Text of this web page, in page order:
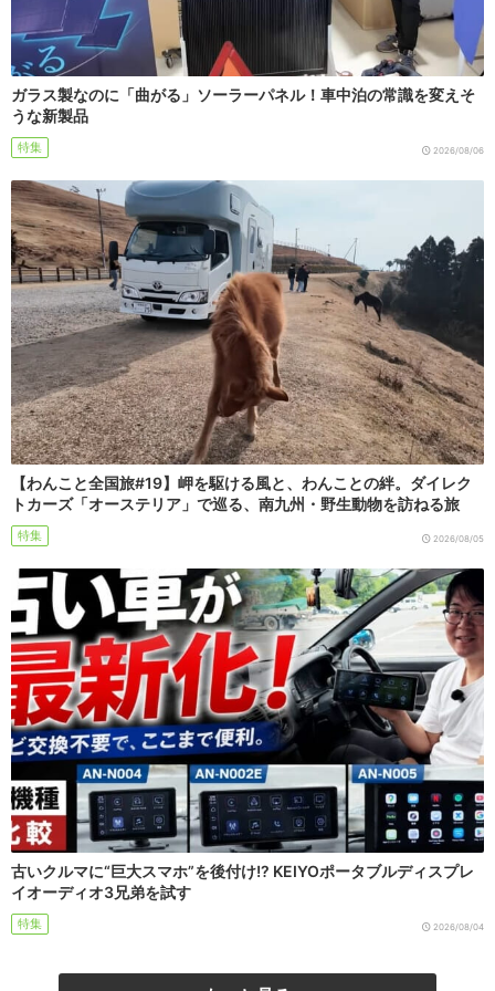
ガラス製なのに「曲がる」ソーラーパネル！車中泊の常識を変えそ
うな新製品
特集 2026/08/06
【わんこと全国旅#19】岬を駆ける風と、わんことの絆。ダイレク
トカーズ「オーステリア」で巡る、南九州・野生動物を訪ねる旅
特集 2026/08/05
古いクルマに“巨大スマホ”を後付け!? KEIYOポータブルディスプレ
イオーディオ3兄弟を試す
特集 2026/08/04